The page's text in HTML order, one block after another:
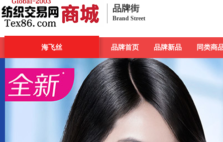
品牌街
Brand Street
一周新发现 今日最大牌 新品发布汇 品牌库
海飞丝 品牌首页 品牌新品 同类商